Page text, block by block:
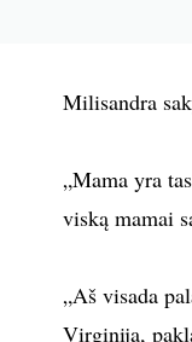
Milisandra
„Mama yra
viską mamai
„Aš visada
Virginija,